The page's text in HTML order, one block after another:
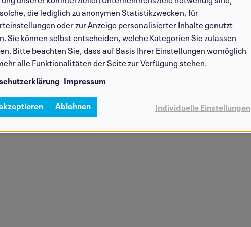
die lediglich zu anonymen Statistikzwecken, für
oder zur Anzeige personalisierter Inhalte genutzt
Sie können selbst entscheiden, welche Kategorien Sie zulassen
Bitte beachten Sie, dass auf Basis Ihrer Einstellungen womöglich
alle Funktionalitäten der Seite zur Verfügung stehen.
Impressum
Individuelle Einstellungen
Ablehnen